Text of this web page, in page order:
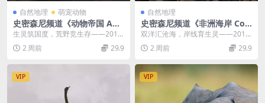
自然地理 萌宠动物
史密森尼频道《动物帝国 Ani
mal Empire 2016》第一季全
6集 英语中英双字 无水印纯净
版 动物生存故事
生灵筑国度，荒野竞生存——2016
自然纪录片《动物帝国 Animal Em
pir...2 周前 29.9
自然地理
史密森尼频道《非洲海岸 Coa
stal Africa 2016》第一季全4
集 英语中英双字 无水印纯净
版 非洲海岸
双洋汇沧海，岸线育生灵——2016
自然纪录片《非洲海岸 Coastal Afr
i... 2 周前 29.9
VIP VIP